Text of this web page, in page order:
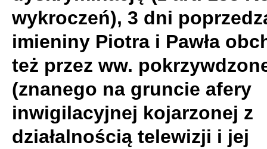
wykroczeń), 3 dni
imieniny Piotra i Pawła
też przez ww.
(znanego na gruncie afery
inwigilacyjnej kojarzonej z
działalnością telewizji i jej